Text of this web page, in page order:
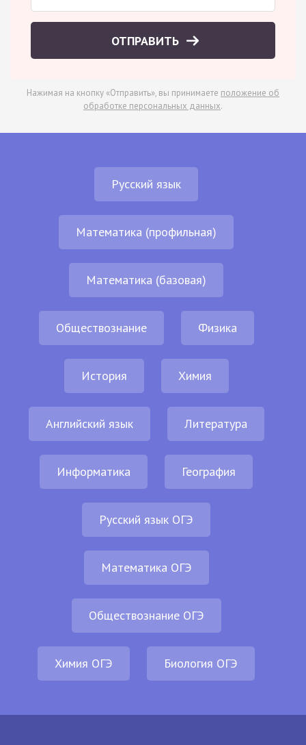
ОТПРАВИТЬ
Нажимая на кнопку «Отправить», вы принимаете положение об
обработке персональных данных.
Русский язык
Математика (профильная)
Математика (базовая)
Обществознание Физика
История Химия
Английский язык Литература
Информатика География
Русский язык ОГЭ
Математика ОГЭ
Обществознание ОГЭ
Химия ОГЭ Биология ОГЭ